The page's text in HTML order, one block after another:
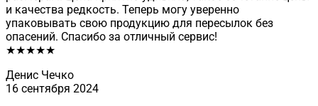
и качества редкость. Теперь могу уверенно
упаковывать свою продукцию для пересылок без
опасений. Спасибо за отличный сервис!
★★★★★
Денис Чечко
16 сентября 2024